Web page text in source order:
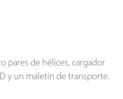
pares de hélices, cargador
y un maletín de transporte.